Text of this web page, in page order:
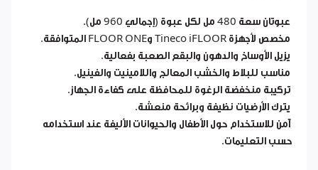
عبوتان سعة 480 مل لكل عبوة (إجمالي 960 مل).
مخصص لأجهزة Tineco iFLOOR وFLOOR ONE المتوافقة.
يزيل الأوساخ والدهون والبقع الصعبة بفعالية.
مناسب للبلاط والخشب المعالج واللامينيت والفينيل.
تركيبة منخفضة الرغوة للمحافظة على كفاءة الجهاز.
يترك الأرضيات نظيفة وبرائحة منعشة.
آمن للاستخدام حول الأطفال والحيوانات الأليفة عند استخدامه
حسب التعليمات.